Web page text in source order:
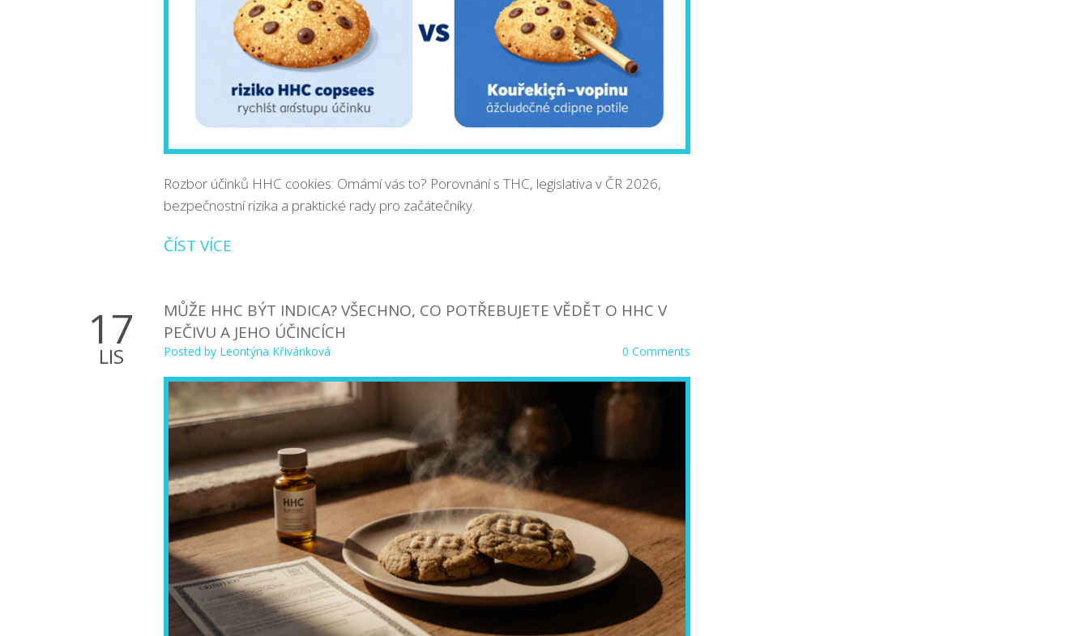
Rozbor účinků HHC cookies: Omámí vás to? Porovnání s THC, legislativa v ČR 2026,
bezpečnostní rizika a praktické rady pro začátečníky.
ČÍST VÍCE
17
LIS
MŮŽE HHC BÝT INDICA? VŠECHNO, CO POTŘEBUJETE VĚDĚT O HHC V
PEČIVU A JEHO ÚČINCÍCH
Posted by Leontýna Křivánková 0 Comments